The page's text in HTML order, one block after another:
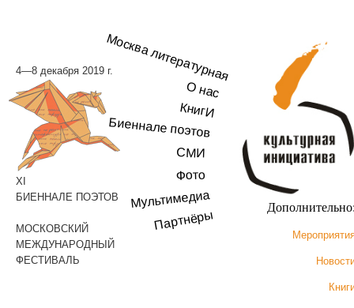
4—8 декабря 2019 г.
XI
БИЕННАЛЕ ПОЭТОВ
МОСКОВСКИЙ
МЕЖДУНАРОДНЫЙ
ФЕСТИВАЛЬ
Москва литературная
О нас
КнигИ
Биеннале поэтов
СМИ
Фото
Мультимедиа
Партнёры